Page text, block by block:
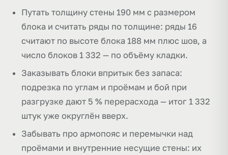
Путать толщину стены 190 мм с размером
блока и считать ряды по толщине: ряды 16
считают по высоте блока 188 мм плюс шов, а
число блоков 1 332 — по объёму кладки.
Заказывать блоки впритык без запаса:
подрезка по углам и проёмам и бой при
разгрузке дают 5 % перерасхода — итог 1 332
штук уже округлён вверх.
Забывать про армопояс и перемычки над
проёмами и внутренние несущие стены: их